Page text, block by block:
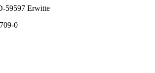
59597 Erwitte
0